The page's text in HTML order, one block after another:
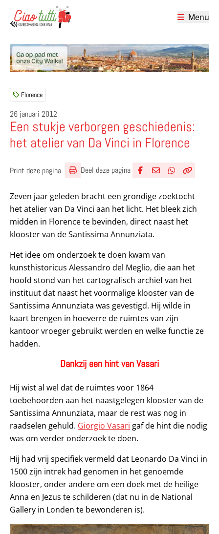
Menu
Florence
26 januari 2012
Een stukje verborgen geschiedenis:
het atelier van Da Vinci in Florence
Print deze pagina Deel deze pagina
Zeven jaar geleden bracht een grondige zoektocht
het atelier van Da Vinci aan het licht. Het bleek zich
midden in Florence te bevinden, direct naast het
klooster van de Santissima Annunziata.
Het idee om onderzoek te doen kwam van
kunsthistoricus Alessandro del Meglio, die aan het
hoofd stond van het cartografisch archief van het
instituut dat naast het voormalige klooster van de
Santissima Annunziata was gevestigd. Hij wilde in
kaart brengen in hoeverre de ruimtes van zijn
kantoor vroeger gebruikt werden en welke functie ze
hadden.
Dankzij een hint van Vasari
Hij wist al wel dat de ruimtes voor 1864
toebehoorden aan het naastgelegen klooster van de
Santissima Annunziata, maar de rest was nog in
raadselen gehuld. Giorgio Vasari gaf de hint die nodig
was om verder onderzoek te doen.
Hij had vrij specifiek vermeld dat Leonardo Da Vinci in
1500 zijn intrek had genomen in het genoemde
klooster, onder andere om een doek met de heilige
Anna en Jezus te schilderen (dat nu in de National
Gallery in Londen te bewonderen is).